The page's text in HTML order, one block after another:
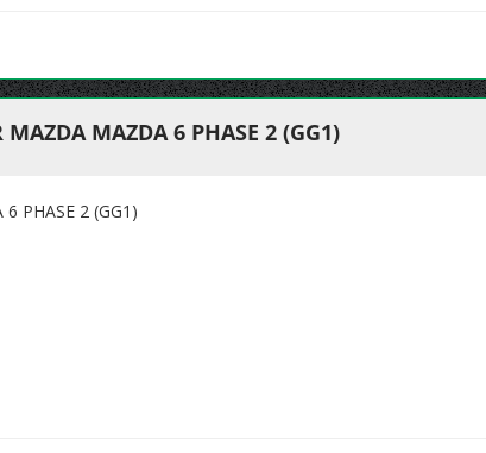
MAZDA MAZDA 6 PHASE 2 (GG1)
PHASE 2 (GG1)